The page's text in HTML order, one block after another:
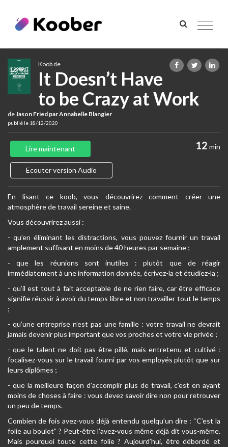
Toggle
Koob de
It Doesn’t Have
to be Crazy at Work
deJason Fried par Annabelle Blangier
publié le 18/12/2020
12 min
Lire maintenant
Ecouter version Audio
En lisant ce koob, vous découvrirez comment créer une
atmosphère de travail sereine et saine.
Vous découvrirez aussi :
- qu’en éliminant les distractions, vous pouvez fournir un travail
amplement suffisant en moins de 40 heures par semaine ;
- que les réunions sont inutiles : plutôt que de réagir
immédiatement à une information donnée, écrivez-la et étudiez-la ;
- qu’il est tout à fait acceptable de ne rien faire, car être efficace
signifie réussir à avoir du temps libre et non travailler tout le temps
;
- qu’une entreprise n’est pas une famille : votre travail ne devrait
jamais devenir plus important que vos proches et votre vie privée ;
- que le talent ne doit pas être pillé, mais entretenu et cultivé :
focalisez-vous sur le travail fourni par vos employés plutôt que sur
leurs diplômes ;
- que la meilleure façon d’accomplir plus de travail, c’est en ayant
moins de choses à faire : vous devez savoir dire non pour retrouver
un peu de temps.
Combien de fois avez-vous déjà entendu quelqu’un dire : “C’est la
folie au boulot” ? Peut-être l’avez-vous même déjà dit vous-même.
Mais pourquoi toute cette folie ? Aujourd’hui, être débordé et